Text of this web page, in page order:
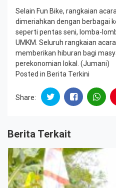
Selain Fun Bike, rangkaian
dimeriahkan dengan berbagai
seperti pentas seni, lomba-
UMKM. Seluruh rangkaian
memberikan hiburan bagi
perekonomian lokal. (Jumani)
Posted in Berita Terkini
Share:
Berita Terkait